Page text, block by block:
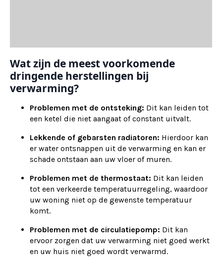
Wat zijn de meest voorkomende
dringende herstellingen bij
verwarming?
Problemen met de ontsteking: Dit kan leiden tot
een ketel die niet aangaat of constant uitvalt.
Lekkende of gebarsten radiatoren: Hierdoor kan
er water ontsnappen uit de verwarming en kan er
schade ontstaan aan uw vloer of muren.
Problemen met de thermostaat: Dit kan leiden
tot een verkeerde temperatuurregeling, waardoor
uw woning niet op de gewenste temperatuur
komt.
Problemen met de circulatiepomp: Dit kan
ervoor zorgen dat uw verwarming niet goed werkt
en uw huis niet goed wordt verwarmd.